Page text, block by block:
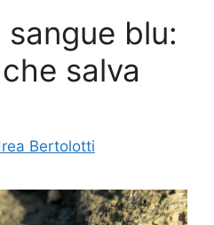
sangue blu:
salva
Bertolotti